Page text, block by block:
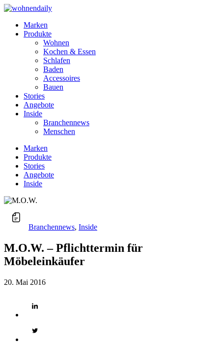
Marken
Produkte
Wohnen
Kochen & Essen
Schlafen
Baden
Accessoires
Bauen
Stories
Angebote
Inside
Branchennews
Menschen
Marken
Produkte
Stories
Angebote
Inside
Branchennews, Inside
M.O.W. – Pflichttermin für
Möbeleinkäufer
20. Mai 2016